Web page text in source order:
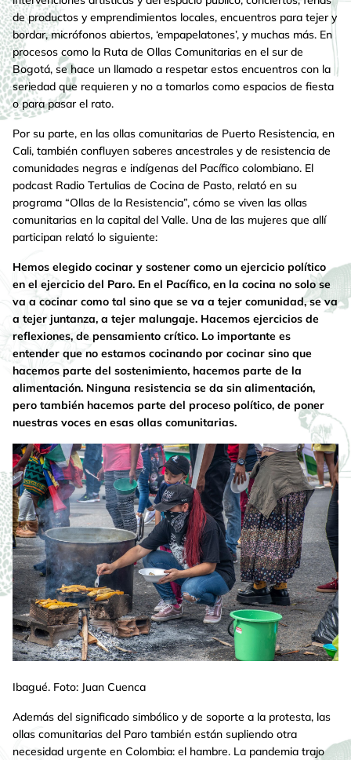
de productos y emprendimientos locales, encuentros para tejer y
bordar, micrófonos abiertos, ‘empapelatones’, y muchas más. En
procesos como la Ruta de Ollas Comunitarias en el sur de
Bogotá, se hace un llamado a respetar estos encuentros con la
seriedad que requieren y no a tomarlos como espacios de fiesta
o para pasar el rato.
Por su parte, en las ollas comunitarias de Puerto Resistencia, en
Cali, también confluyen saberes ancestrales y de resistencia de
comunidades negras e indígenas del Pacífico colombiano. El
podcast Radio Tertulias de Cocina de Pasto, relató en su
programa “Ollas de la Resistencia”, cómo se viven las ollas
comunitarias en la capital del Valle. Una de las mujeres que allí
participan relató lo siguiente:
Hemos elegido cocinar y sostener como un ejercicio político
en el ejercicio del Paro. En el Pacífico, en la cocina no solo se
va a cocinar como tal sino que se va a tejer comunidad, se va
a tejer juntanza, a tejer malungaje. Hacemos ejercicios de
reflexiones, de pensamiento crítico. Lo importante es
entender que no estamos cocinando por cocinar sino que
hacemos parte del sostenimiento, hacemos parte de la
alimentación. Ninguna resistencia se da sin alimentación,
pero también hacemos parte del proceso político, de poner
nuestras voces en esas ollas comunitarias.
Ibagué. Foto: Juan Cuenca
Además del significado simbólico y de soporte a la protesta, las
ollas comunitarias del Paro también están supliendo otra
necesidad urgente en Colombia: el hambre. La pandemia trajo